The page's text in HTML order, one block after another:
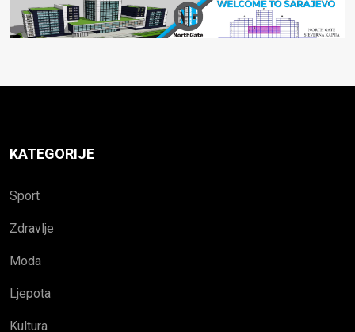
KATEGORIJE
Sport
Zdravlje
Moda
Ljepota
Kultura